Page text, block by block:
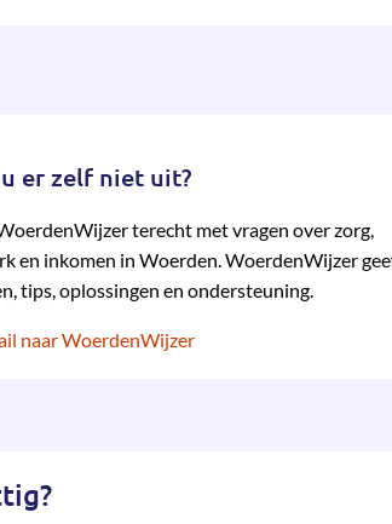
er zelf niet uit?
terecht met vragen over zorg,
en inkomen in Woerden. WoerdenWijzer
tips, oplossingen en ondersteuning.
naar WoerdenWijzer